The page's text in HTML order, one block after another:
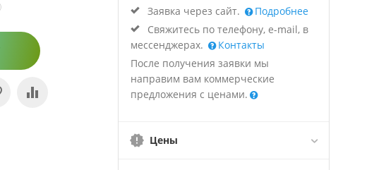
Заявка через сайт.
Подробнее
Свяжитесь по телефону, e-mail, в
мессенджерах.
Контакты
После получения заявки мы
направим вам коммерческие
предложения с ценами.
Цены